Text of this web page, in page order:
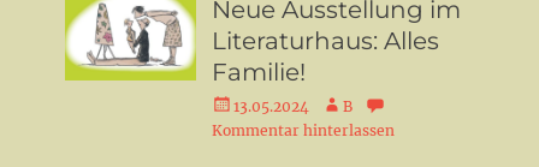
Neue Ausstellung im
Literaturhaus: Alles
Familie!
Veröffentlicht
am
13.05.2024 Autor
B
Kommentar hinterlassen